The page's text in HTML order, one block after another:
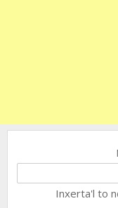
Inxerta'l to